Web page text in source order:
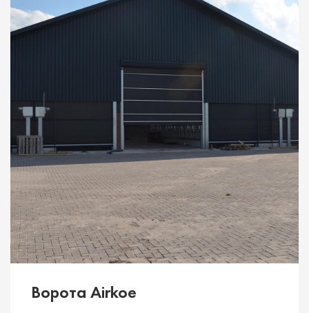
Ворота Airkoe